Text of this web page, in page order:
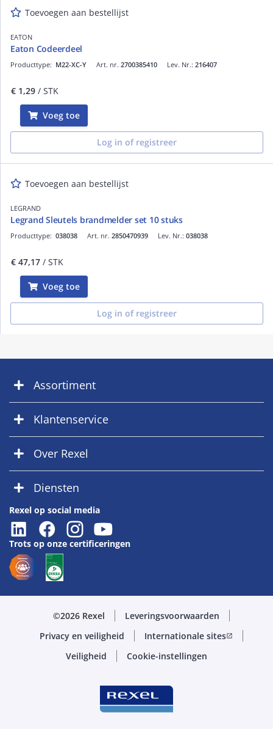
Toevoegen aan bestellijst
EATON
Eaton Codeerdeel
Art. nr. 2700385410
Producttype: M22-XC-Y Lev. Nr.: 216407
€ 1,29 / STK
Voeg toe
Log in of registreer
Toevoegen aan bestellijst
LEGRAND
Legrand Sleutels brandmelder set 10 stuks
Art. nr. 2850470939
Producttype: 038038 Lev. Nr.: 038038
€ 47,17 / STK
Voeg toe
Log in of registreer
Assortiment
Klantenservice
Over Rexel
Diensten
Rexel op social media
Trots op onze certificeringen
©2026 Rexel
Leveringsvoorwaarden
Privacy en veiligheid
Internationale sitesopen_in_new
Veiligheid Cookie-instellingen